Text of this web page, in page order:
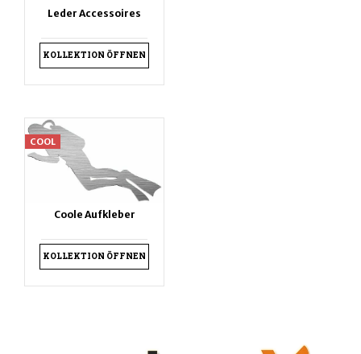
Leder Accessoires
KOLLEKTION ÖFFNEN
COOL
Coole Aufkleber
KOLLEKTION ÖFFNEN